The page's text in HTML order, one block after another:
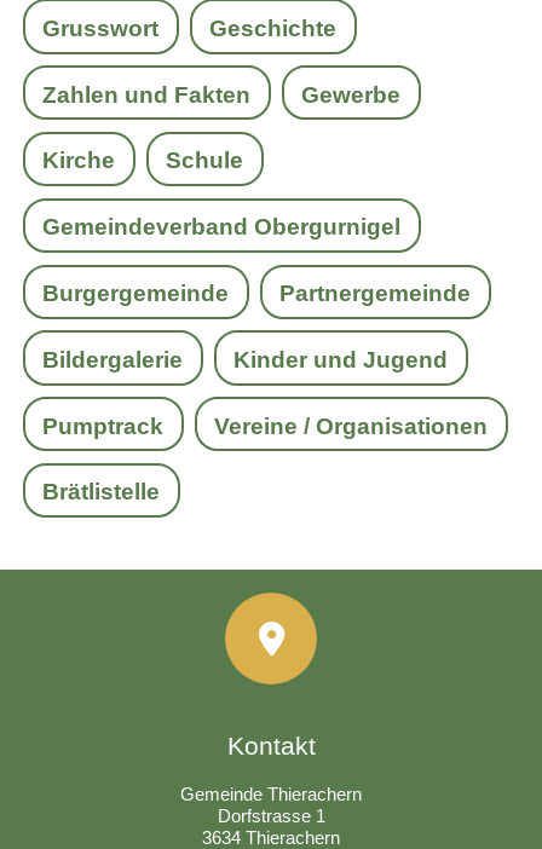
Grusswort Geschichte
Zahlen und Fakten Gewerbe
Kirche Schule
Gemeindeverband Obergurnigel
Burgergemeinde Partnergemeinde
Bildergalerie Kinder und Jugend
Pumptrack Vereine / Organisationen
Brätlistelle
Kontakt
Gemeinde Thierachern
Dorfstrasse 1
3634 Thierachern